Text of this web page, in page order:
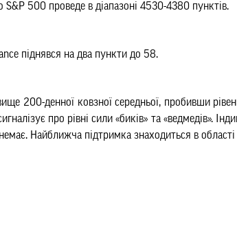
500 проведе в діапазоні 4530-4380 пунктів.
піднявся на два пункти до 58.
200-денної ковзної середньої, пробивши
про рівні сили «биків» та «ведмедів».
Найближча підтримка знаходиться в області